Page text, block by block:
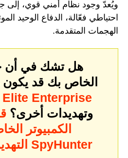
ويُعدّ وجود نظام أمني قوي، إلى
احتياطي فعّالة، الدفاع الوحيد
الهجمات المتقدمة.
هل تشك في أن
الخاص بك قد يكون
الفدية من نوع Elite Enterprise
وتهديدات أخرى؟
الكمبيوتر
التهديدات باستخدام SpyHunter